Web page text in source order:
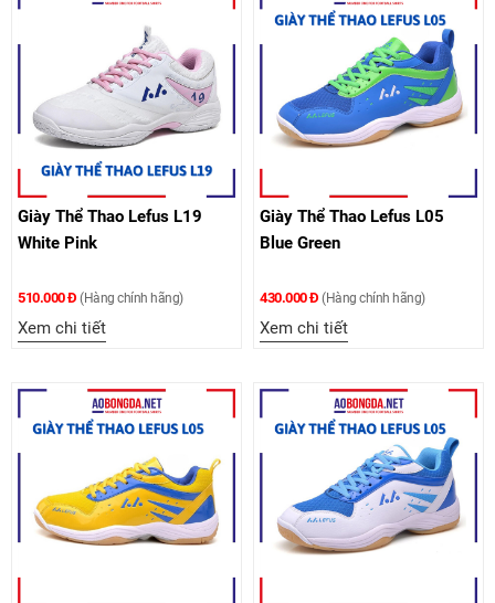
Giày Thể Thao Lefus L19
White Pink
510.000 Đ (Hàng chính hãng)
Xem chi tiết
Giày Thể Thao Lefus L05
Blue Green
430.000 Đ (Hàng chính hãng)
Xem chi tiết